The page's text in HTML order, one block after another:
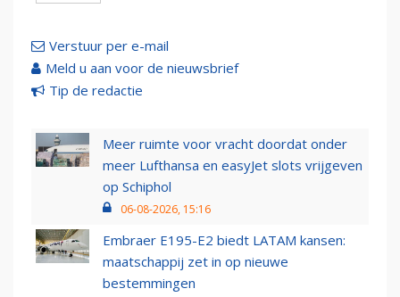
Verstuur per e-mail
Meld u aan voor de nieuwsbrief
Tip de redactie
Meer ruimte voor vracht doordat onder
meer Lufthansa en easyJet slots vrijgeven
op Schiphol
06-08-2026, 15:16
Embraer E195-E2 biedt LATAM kansen:
maatschappij zet in op nieuwe
bestemmingen